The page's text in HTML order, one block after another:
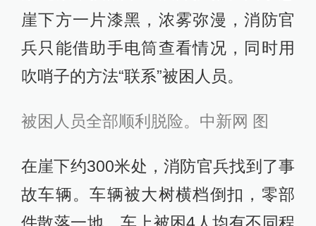
崖下方一片漆黑，浓雾弥漫，消防官
兵只能借助手电筒查看情况，同时用
吹哨子的方法“联系”被困人员。
被困人员全部顺利脱险。中新网 图
在崖下约300米处，消防官兵找到了事
故车辆。车辆被大树横档倒扣，零部
件散落一地，车上被困4人均有不同程